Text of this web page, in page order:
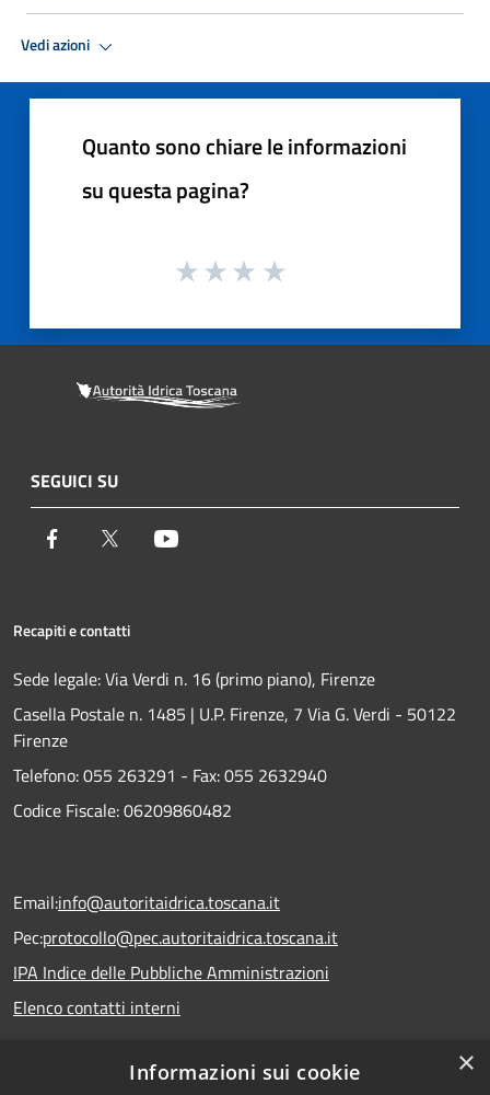
Vedi azioni
Quanto sono chiare le informazioni
su questa pagina?
SEGUICI SU
Facebook Twitter
Recapiti e contatti
Sede legale: Via Verdi n. 16 (primo piano), Firenze
Casella Postale n. 1485 | U.P. Firenze, 7 Via G. Verdi - 50122
Firenze
Telefono:055 263291 - Fax:055 2632940
Codice Fiscale: 06209860482
Email:info@autoritaidrica.toscana.it
Pec:protocollo@pec.autoritaidrica.toscana.it
IPA Indice delle Pubbliche Amministrazioni
Elenco contatti interni
×
Informazioni sui cookie